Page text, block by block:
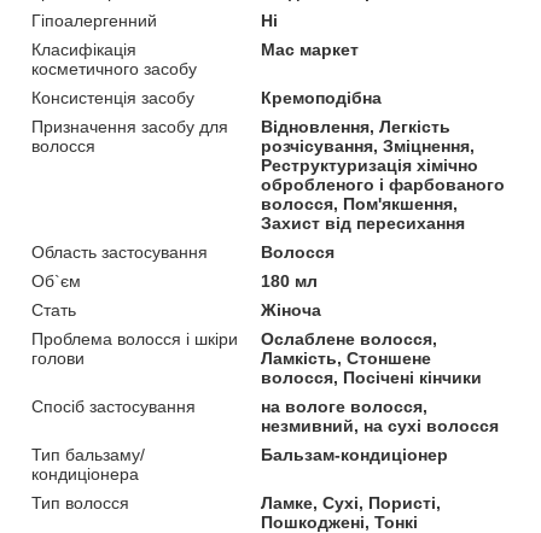
Гіпоалергенний
Ні
Класифікація
косметичного засобу
Мас маркет
Консистенція засобу
Кремоподібна
Призначення засобу для
волосся
Відновлення, Легкість
розчісування, Зміцнення,
Реструктуризація хімічно
обробленого і фарбованого
волосся, Пом'якшення,
Захист від пересихання
Область застосування
Волосся
Об`єм
180 мл
Стать
Жіноча
Проблема волосся і шкіри
голови
Ослаблене волосся,
Ламкість, Стоншене
волосся, Посічені кінчики
Спосіб застосування
на вологе волосся,
незмивний, на сухі волосся
Тип бальзаму/
кондиціонера
Бальзам-кондиціонер
Тип волосся
Ламке, Сухі, Пористі,
Пошкоджені, Тонкі